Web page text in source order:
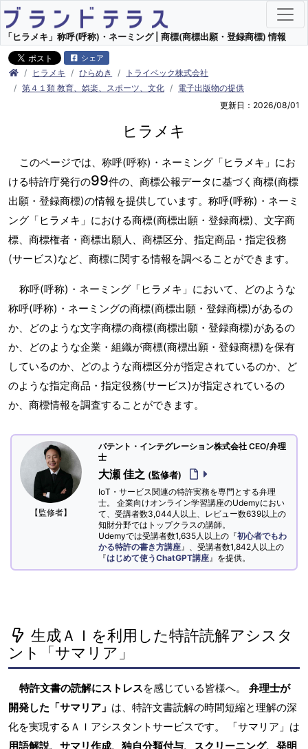
「ヒラメキ」称呼(呼称)・ネーミング | 商標(商標出願・登録商標) 情報
シェア
ヒラメキ ひらめき
トライベック株式会社
第４１類 教育、娯楽、スポーツ、文化
電子出版物の提供
更新日：2026/08/01
ヒラメキ
このページでは、称呼(呼称)・ネーミング「ヒラメキ」にお
ける特許庁発行の99件の、商標公報データに基づく商標(商標
出願・登録商標)の情報を提供しています。称呼(呼称)・ネーミ
ング「ヒラメキ」における商標(商標出願・登録商標)、文字商
標、商標権者・商標出願人、商標区分、指定商品・指定役務
(サービス)など、商標に関する情報を調べることができます。
称呼(呼称)・ネーミング「ヒラメキ」において、どのような
称呼(呼称)・ネーミングの商標(商標出願・登録商標)があるの
か、どのような文字商標の商標(商標出願・登録商標)があるの
か、どのような企業・組織が商標(商標出願・登録商標)を保有
しているのか、どのような商標区分が指定されているのか、ど
のような指定商品・指定役務(サービス)が指定されているの
か、商標情報を調査することができます。
【監修者】
パテント・インテグレーション株式会社 CEO/弁理
士
大瀬 佳之 (監修者)
IoT・サービス関連の特許実務を専門とする弁理
士。 企業向けオンライン学習講座のUdemyにおい
て、受講者数3,044人以上、レビュー数639以上の
知財分野ではトップクラスの講師。
Udemyでは受講者数1,635人以上の『初心者でもわ
かる特許の書き方講座 』、受講者数1,842人以上の
『はじめて使うChatGPT講座 』を提供。
生成ＡＩを利用した特許読解アシスタ
ント「サマリア」
特許文書の読解にストレスを感じている皆様へ。 弁理士が
開発した「サマリア」 は、特許文書読解の時間短縮と理解の深
化を実現するＡＩアシスタントサービスです。 「サマリア」は
用語解説、サマリ作成、独自分類付与、スクリーニング、発明